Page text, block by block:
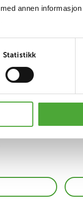
annen
Statistikk
med Apple Maps
Kan pårørende